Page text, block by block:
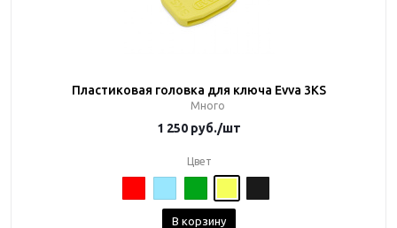
Пластиковая головка для ключа Evva 3KS
Много
1 250 руб./шт
Цвет
В корзину